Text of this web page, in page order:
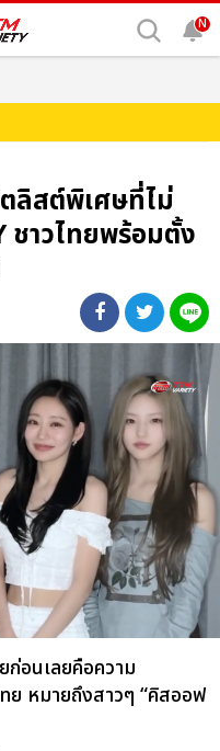
N
ตลิสต์พิเศษที่ไม่
ชาวไทยพร้อมตั้ง
ก่อนเลยคือความ
ย หมายถึงสาวๆ “คิสออฟ